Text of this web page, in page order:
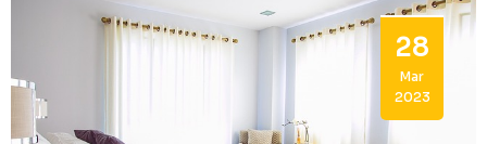
28
Mar
2023